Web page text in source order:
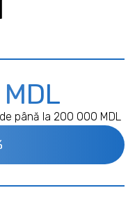
până la 200 000 MDL